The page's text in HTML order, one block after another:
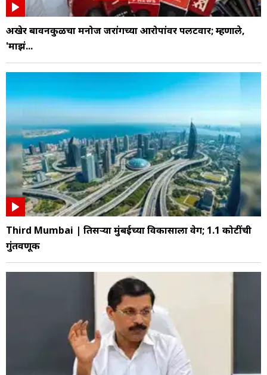
अखेर बावनकुळेंचा मनोज जरांगेंच्या आरोपांवर पलटवार; म्हणाले,
'माझं...
Third Mumbai | तिसऱ्या मुंबईच्या विकासाला वेग; 1.1 कोटींची
गुंतवणूक